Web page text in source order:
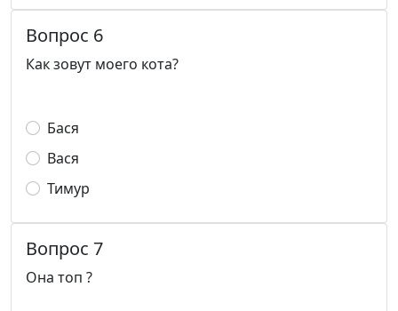
Вопрос 6
Как зовут моего кота?
Бася
Вася
Тимур
Вопрос 7
Она топ ?